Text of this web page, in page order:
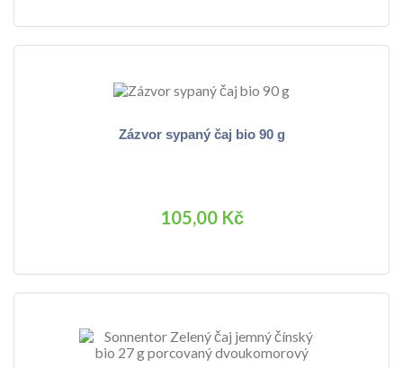
Zázvor sypaný čaj bio 90 g
105,00 Kč